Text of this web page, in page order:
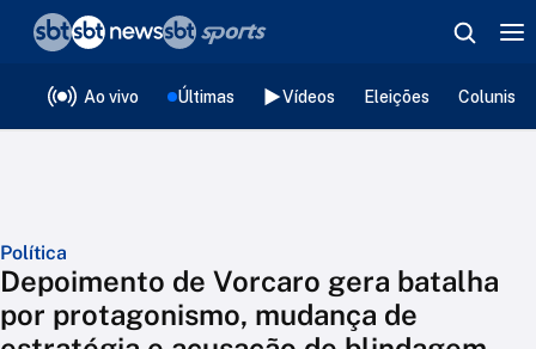
Ao vivo Últimas Vídeos Eleições
Política
Depoimento de Vorcaro gera batalha
por protagonismo, mudança de
❮voltar
Editorias